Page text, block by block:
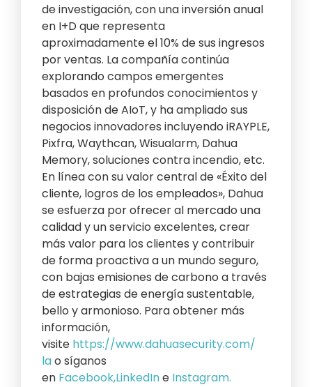
de investigación, con una inversión anual
en I+D que representa
aproximadamente el 10% de sus ingresos
por ventas. La compañía continúa
explorando campos emergentes
basados en profundos conocimientos y
disposición de AIoT, y ha ampliado sus
negocios innovadores incluyendo iRAYPLE,
Pixfra, Waythcan, Wisualarm, Dahua
Memory, soluciones contra incendio, etc.
En línea con su valor central de «Éxito del
cliente, logros de los empleados», Dahua
se esfuerza por ofrecer al mercado una
calidad y un servicio excelentes, crear
más valor para los clientes y contribuir
de forma proactiva a un mundo seguro,
con bajas emisiones de carbono a través
de estrategias de energía sustentable,
bello y armonioso. Para obtener más
información,
visite https://www.dahuasecurity.com/
lao síganos
en Facebook,LinkedIne Instagram.